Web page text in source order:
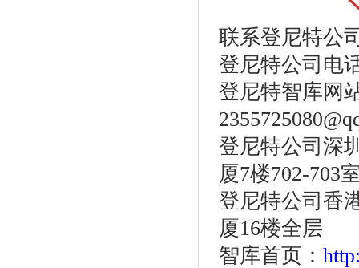
联系登尼特公
登尼特公司电
登尼特智库网
登尼特公司深
厦7楼702-703
登尼特公司香
厦16楼全层
智库首页：